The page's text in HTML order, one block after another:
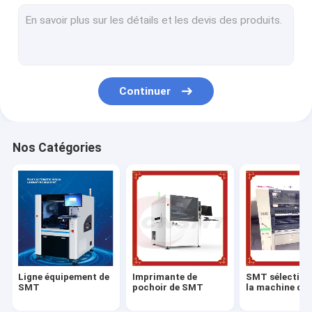
Chaîne de montage de SMD
Conducteur de SMT
Calibrage de conducteur de SMT
Pièces de rechange de SMT
Conducteur de Samsung
Continuer
Nos Catégories
Ligne équipement de
SMT
Imprimante de
pochoir de SMT
SMT
la machine